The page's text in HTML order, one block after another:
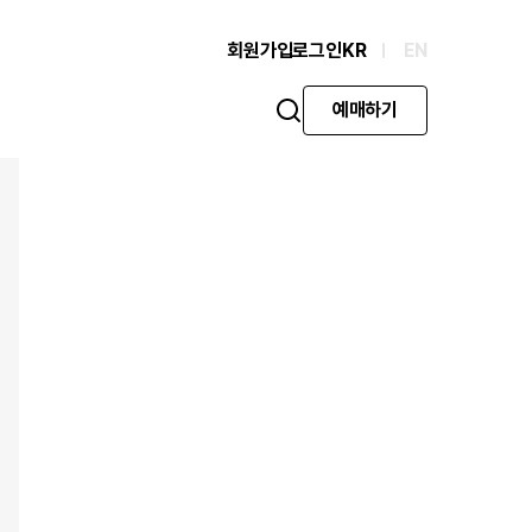
회원가입로그인KR EN
예매하기